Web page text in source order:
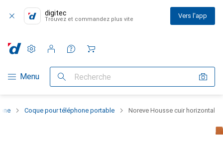
digitec
Trouvez et commandez plus vite Vers l'app
Navigation par catégorie
Menu Recherche
Paramètres
Compte client
Listes de comparaison
Listes d'envies
Panier
Coque pour téléphone portable Noreve Housse cuir horizontal